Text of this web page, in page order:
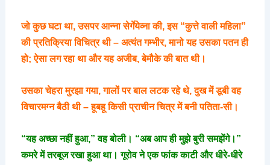
जो कुछ घटा था, उसपर आन्ना सेर्गेयेव्ना की, इस “कुत्ते वाली महिला”
की प्रतिक्रिया विचित्र थी – अत्यंत गम्भीर, मानो यह उसका पतन ही
हो; ऐसा लग रहा था और यह अजीब, बेमौके की बात थी।
उसका चेहरा मुरझा गया, गालों पर बाल लटक रहे थे, दुख में डूबी वह
विचारमग्न बैठी थी – हूबहू किसी प्राचीन चित्र में बनी पतिता-सी।
“यह अच्छा नहीं हुआ,” वह बोली। “अब आप ही मुझे बुरी समझेंगे।”
कमरे में तरबूज रखा हुआ था। गूरोव ने एक फांक काटी और धीरे-धीरे